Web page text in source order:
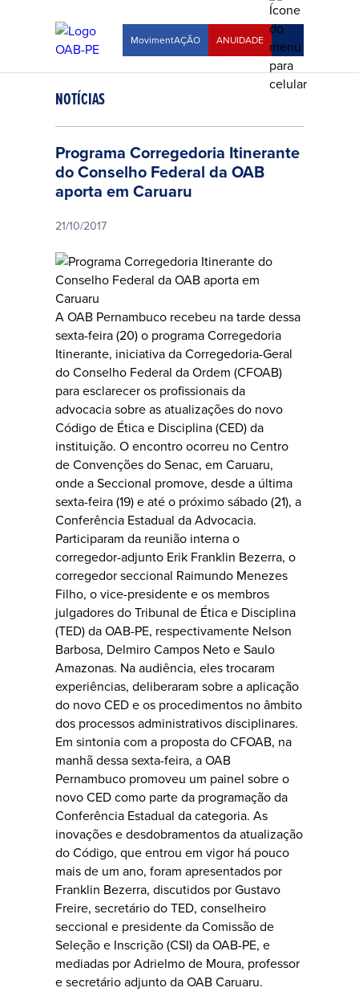
MovimentAÇÃO ANUIDADE
NOTÍCIAS
Programa Corregedoria Itinerante
do Conselho Federal da OAB
aporta em Caruaru
21/10/2017
A OAB Pernambuco recebeu na tarde dessa
sexta-feira (20) o programaCorregedoria
Itinerante, iniciativa da Corregedoria-Geral
do Conselho Federal da Ordem (CFOAB)
para esclarecer os profissionais da
advocacia sobre as atualizações do novo
Código de Ética e Disciplina (CED) da
instituição. O encontro ocorreu no Centro
de Convenções do Senac, em Caruaru,
onde a Seccional promove, desde a última
sexta-feira (19) e até o próximo sábado (21), a
Conferência Estadual da Advocacia.
Participaram da reunião interna o
corregedor-adjunto Erik Franklin Bezerra, o
corregedor seccional Raimundo Menezes
Filho, o vice-presidente e os membros
julgadores do Tribunal de Ética e Disciplina
(TED) da OAB-PE, respectivamente Nelson
Barbosa, Delmiro Campos Neto e Saulo
Amazonas. Na audiência, eles trocaram
experiências, deliberaram sobre a aplicação
do novo CED e os procedimentos no âmbito
dos processos administrativos disciplinares.
Em sintonia com a proposta do CFOAB, na
manhã dessa sexta-feira, a OAB
Pernambuco promoveu um painel sobre o
novo CED como parte da programação da
Conferência Estadual da categoria. As
inovações e desdobramentos da atualização
do Código, que entrou em vigor há pouco
mais de um ano, foram apresentados por
Franklin Bezerra, discutidos por Gustavo
Freire, secretário do TED, conselheiro
seccional e presidente da Comissão de
Seleção e Inscrição (CSI) da OAB-PE, e
mediadas por Adrielmo de Moura, professor
e secretário adjunto da OAB Caruaru.